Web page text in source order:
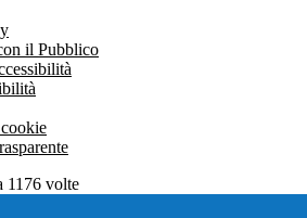
il Pubblico
1176 volte